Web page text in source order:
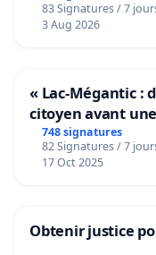
Voor
83 Signatures / 7
3 Aug 2026
« Lac-Mégantic :
citoyen avant
de notre territoire
748 signatures
82 Signatures / 7
17 Oct 2025
Obtenir justice